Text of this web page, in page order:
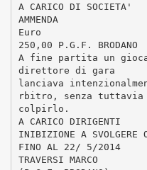
A CARICO DI SOCIETA'
AMMENDA
Euro
250,00 P.G.F. BRODANO
A fine partita un
direttore di gara
lanciava
rbitro, senza tuttavia
colpirlo.
A CARICO DIRIGENTI
INIBIZIONE A SVOLGERE
FINO AL 22/ 5/2014
TRAVERSI MARCO